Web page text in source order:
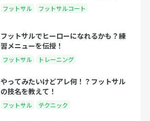
フットサル フットサルコート
フットサルでヒーローになれるかも？練
習メニューを伝授！
フットサル トレーニング
やってみたいけどアレ何！？フットサル
の技名を教えて！
フットサル テクニック